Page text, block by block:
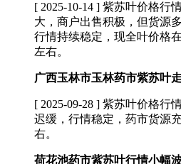
[ 2025-10-14 ] 紫苏叶价格行
大，商户出售积极，但货源
行情持续稳定，现全叶价格
左右。
广西玉林市玉林药市紫苏叶
[ 2025-09-28 ] 紫苏叶价格行
迟缓，行情稳定，药市货源
右。
荷花池药市紫苏叶行情小幅